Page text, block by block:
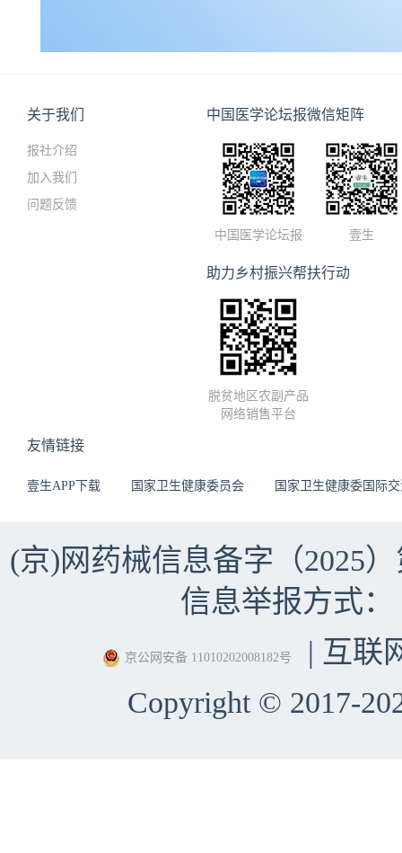
关于我们
报社介绍
加入我们
问题反馈
中国医学论坛报微信矩阵
中国医学论坛报 壹生
助力乡村振兴帮扶行动
脱贫地区农副产品
网络销售平台
友情链接
壹生APP下载 国家卫生健康委员会 国家卫生健康委国际
(京)网药械信息备字（2025
信息举报方式：
京公网安备 11010202008182号
| 互联
Copyright © 2017-